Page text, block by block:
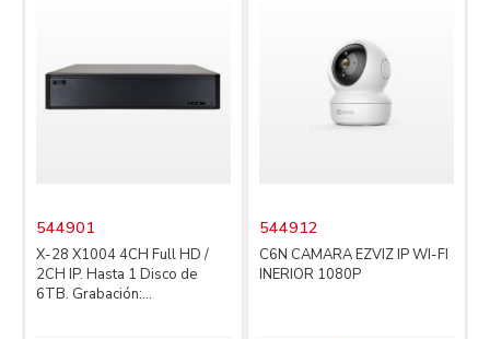
544901
X-28 X1004 4CH Full HD /
2CH IP. Hasta 1 Disco de
6TB. Grabación:...
544912
C6N CAMARA EZVIZ IP WI-FI
INERIOR 1080P